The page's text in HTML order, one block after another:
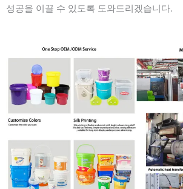
성공을 이끌 수 있도록 도와드리겠습니다.